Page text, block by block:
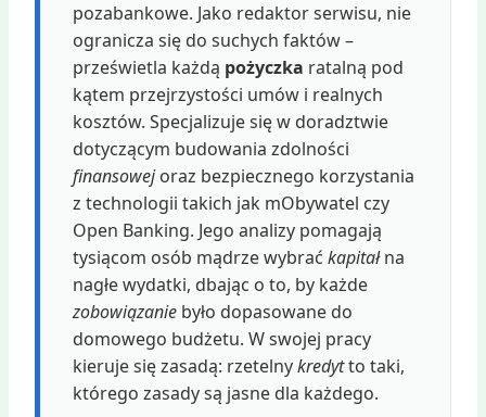
pozabankowe. Jako redaktor serwisu, nie
ogranicza się do suchych faktów –
prześwietla każdą pożyczka ratalną pod
kątem przejrzystości umów i realnych
kosztów. Specjalizuje się w doradztwie
dotyczącym budowania zdolności
finansowejoraz bezpiecznego korzystania
z technologii takich jak mObywatel czy
Open Banking. Jego analizy pomagają
tysiącom osób mądrze wybrać kapitałna
nagłe wydatki, dbając o to, by każde
zobowiązaniebyło dopasowane do
domowego budżetu. W swojej pracy
kieruje się zasadą: rzetelnykredytto taki,
którego zasady są jasne dla każdego.